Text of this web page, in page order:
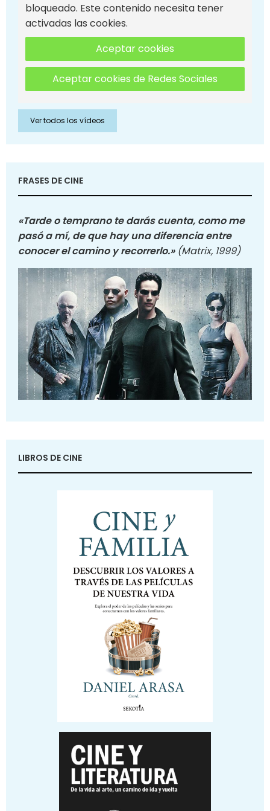
bloqueado. Este contenido necesita tener
activadas las cookies.
Aceptar cookies
Aceptar cookies de Redes Sociales
Ver todos los vídeos
FRASES DE CINE
«Tarde o temprano te darás cuenta, como me
pasó a mí, de que hay una diferencia entre
conocer el camino y recorrerlo.» (Matrix, 1999)
LIBROS DE CINE